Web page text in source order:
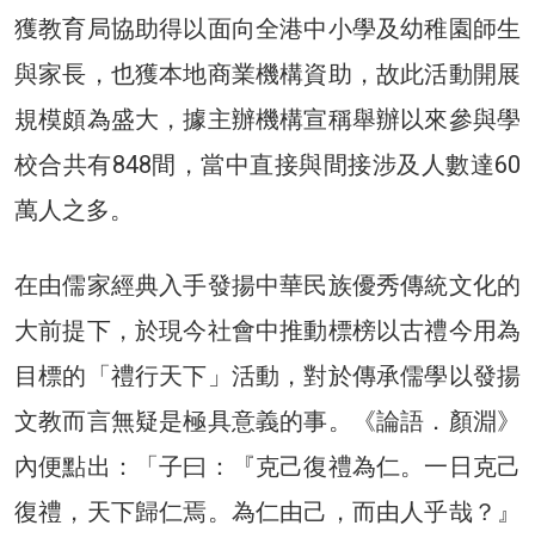
獲教育局協助得以面向全港中小學及幼稚園師生
與家長，也獲本地商業機構資助，故此活動開展
規模頗為盛大，據主辦機構宣稱舉辦以來參與學
校合共有848間，當中直接與間接涉及人數達60
萬人之多。
在由儒家經典入手發揚中華民族優秀傳統文化的
大前提下，於現今社會中推動標榜以古禮今用為
目標的「禮行天下」活動，對於傳承儒學以發揚
文教而言無疑是極具意義的事。《論語．顏淵》
內便點出：「子曰：『克己復禮為仁。一日克己
復禮，天下歸仁焉。為仁由己，而由人乎哉？』